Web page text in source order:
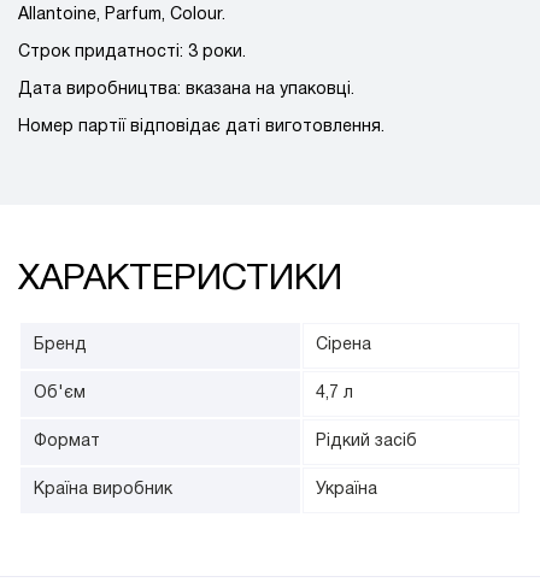
Allantoine, Parfum, Colour.
Строк придатності: 3 роки.
Дата виробництва: вказана на упаковці.
Номер партії відповідає даті виготовлення.
ХАРАКТЕРИСТИКИ
Бренд Сірена
Об'єм 4,7 л
Формат Рідкий засіб
Країна виробник Україна